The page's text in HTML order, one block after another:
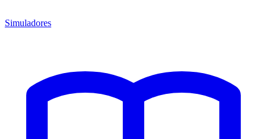
Simuladores